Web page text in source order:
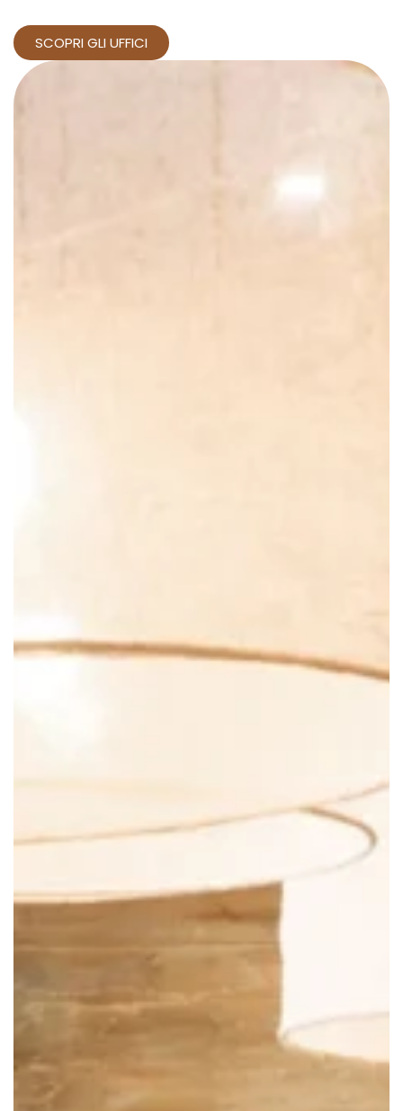
SCOPRI GLI UFFICI